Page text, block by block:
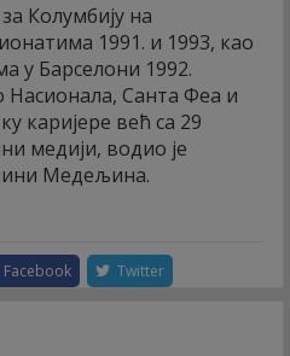
Колумбију на
1991. и 1993, као
у Барселони 1992.
Насионала, Санта Феа и
каријере већ са 29
медији, водио је
Медељина.
Facebook Twitter